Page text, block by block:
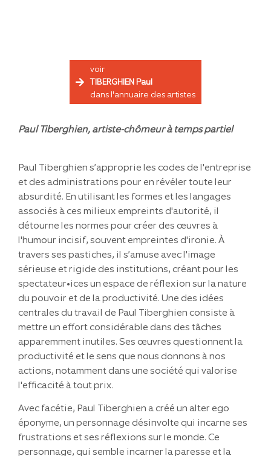
voir
TIBERGHIEN Paul
dans l'annuaire des artistes
Paul Tiberghien, artiste-chômeur à temps partiel
Paul Tiberghien s’approprie les codes de l'entreprise
et des administrations pour en révéler toute leur
absurdité. En utilisant les formes et les langages
associés à ces milieux empreints d'autorité, il
détourne les normes pour créer des œuvres à
l'humour incisif, souvent empreintes d'ironie. À
travers ses pastiches, il s’amuse avec l'image
sérieuse et rigide des institutions, créant pour les
spectateur•ices un espace de réflexion sur la nature
du pouvoir et de la productivité. Une des idées
centrales du travail de Paul Tiberghien consiste à
mettre un effort considérable dans des tâches
apparemment inutiles. Ses œuvres questionnent la
productivité et le sens que nous donnons à nos
actions, notamment dans une société qui valorise
l'efficacité à tout prix.
Avec facétie, Paul Tiberghien a créé un alter ego
éponyme, un personnage désinvolte qui incarne ses
frustrations et ses réflexions sur le monde. Ce
personnage, qui semble incarner la paresse et la